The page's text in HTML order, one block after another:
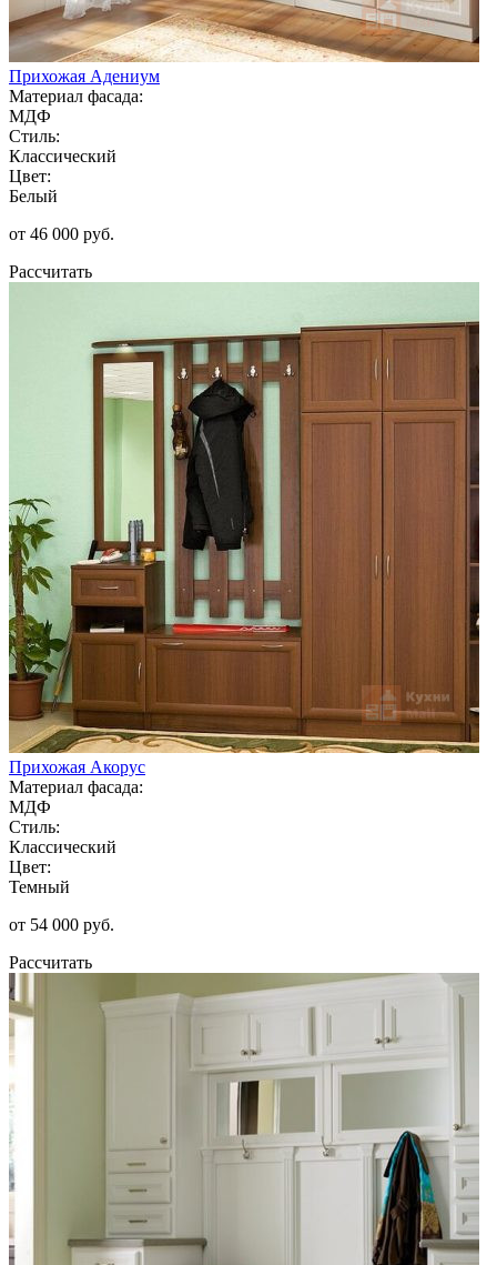
Прихожая Адениум
Материал фасада:
МДФ
Стиль:
Классический
Цвет:
Белый
от 46 000 руб.
Рассчитать
Прихожая Акорус
Материал фасада:
МДФ
Стиль:
Классический
Цвет:
Темный
от 54 000 руб.
Рассчитать